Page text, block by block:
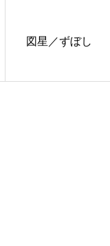
図星／ずぼし